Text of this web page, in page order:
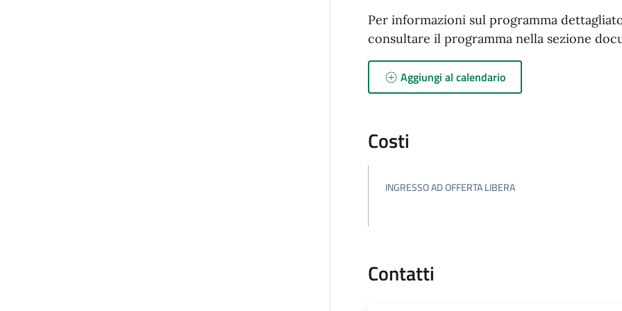
Per informazioni sul programma
consultare il programma nella sezione
Aggiungi al calendario
Costi
INGRESSO AD OFFERTA LIBERA
Contatti